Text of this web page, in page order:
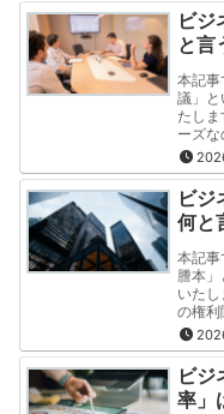
いた
ビジ
と言
本記
議」
たし
ーズ
う。
訳と
す。
ビジ
何と
本記
謄本
いた
の権利
する
記簿
やす
ビジ
率」